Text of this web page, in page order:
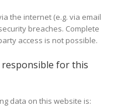
the internet (e.g. via email
breaches. Complete
access is not possible.
for this
data on this website is: